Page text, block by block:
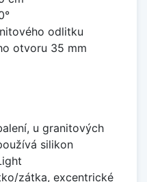
odlitku
otvoru 35 mm
u granitových
silikon
zátka, excentrické